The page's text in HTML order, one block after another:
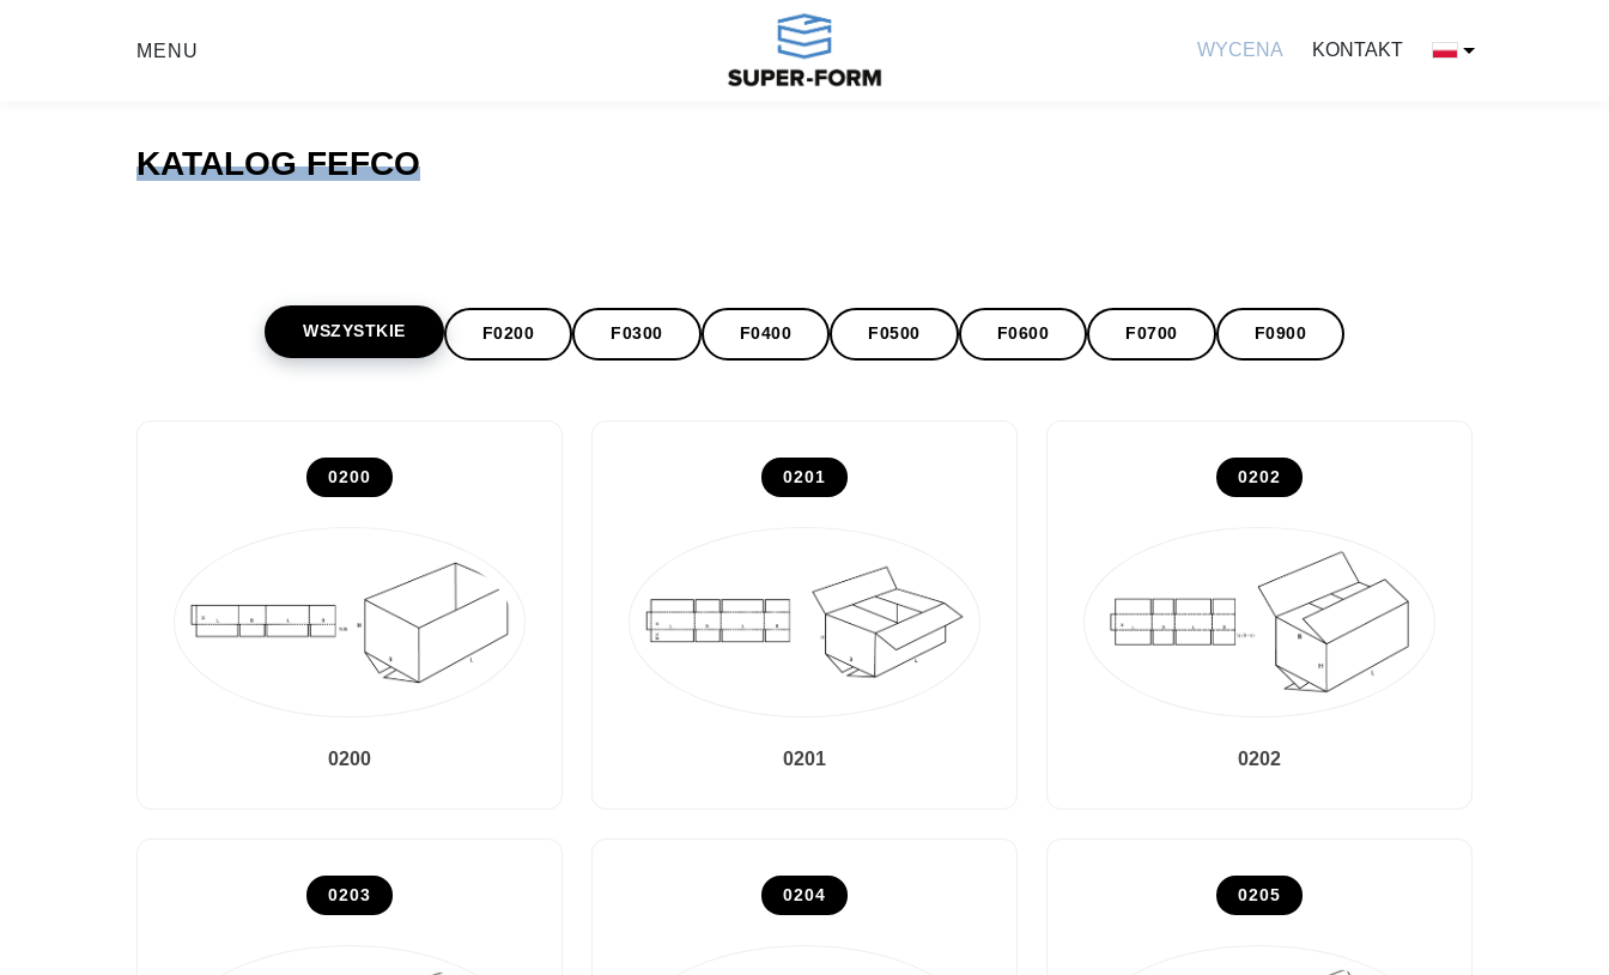
MENU WYCENA KONTAKT
KATALOG FEFCO
WSZYSTKIE F0200 F0300 F0400 F0500 F0600 F0700 F0900
0200
0200
0201
0201
0202
0202
0203 0204 0205